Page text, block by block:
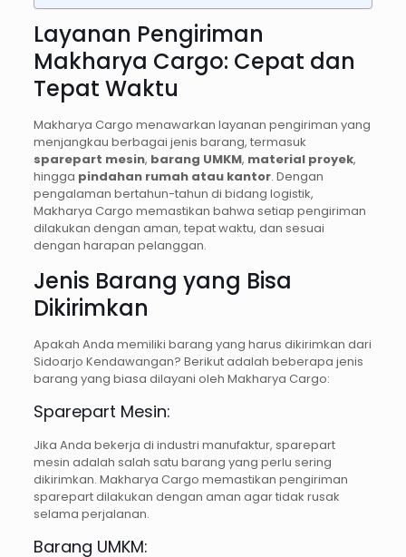
Layanan Pengiriman
Makharya Cargo: Cepat dan
Tepat Waktu
Makharya Cargo menawarkan layanan pengiriman yang
menjangkau berbagai jenis barang, termasuk
sparepart mesin, barang UMKM, material proyek,
hingga pindahan rumah atau kantor. Dengan
pengalaman bertahun-tahun di bidang logistik,
Makharya Cargo memastikan bahwa setiap pengiriman
dilakukan dengan aman, tepat waktu, dan sesuai
dengan harapan pelanggan.
Jenis Barang yang Bisa
Dikirimkan
Apakah Anda memiliki barang yang harus dikirimkan dari
Sidoarjo Kendawangan? Berikut adalah beberapa jenis
barang yang biasa dilayani oleh Makharya Cargo:
Sparepart Mesin:
Jika Anda bekerja di industri manufaktur, sparepart
mesin adalah salah satu barang yang perlu sering
dikirimkan. Makharya Cargo memastikan pengiriman
sparepart dilakukan dengan aman agar tidak rusak
selama perjalanan.
Barang UMKM: